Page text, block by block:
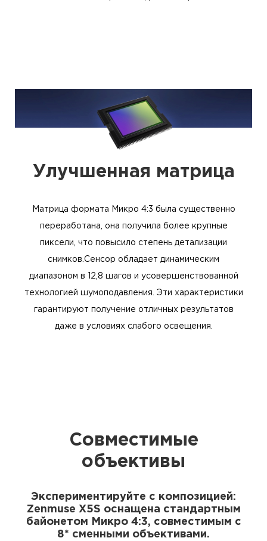
Улучшенная матрица
Матрица формата Микро 4:3 была существенно
переработана, она получила более крупные
пиксели, что повысило степень детализации
снимков.Сенсор обладает динамическим
диапазоном в 12,8 шагов и усовершенствованной
технологией шумоподавления. Эти характеристики
гарантируют получение отличных результатов
даже в условиях слабого освещения.
Совместимые
объективы
Экспериментируйте с композицией:
Zenmuse X5S оснащена стандартным
байонетом Микро 4:3, совместимым с
8* сменными объективами.